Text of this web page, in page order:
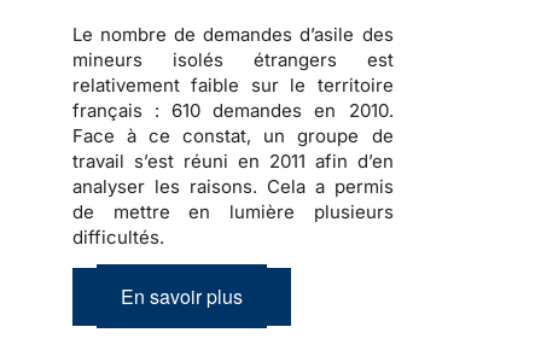
Le nombre de demandes d’asile des
mineurs isolés étrangers est
relativement faible sur le territoire
français : 610 demandes en 2010.
Face à ce constat, un groupe de
travail s’est réuni en 2011 afin d’en
analyser les raisons. Cela a permis
de mettre en lumière plusieurs
difficultés.
En savoir plus